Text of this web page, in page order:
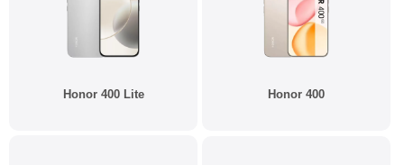
Honor 400 Lite Honor 400